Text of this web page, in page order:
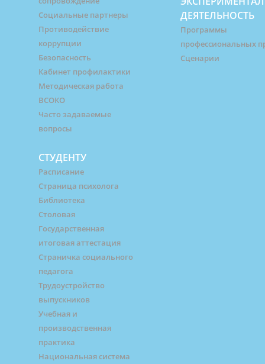
Социальные партнеры
Противодействие
коррупции
Безопасность
Кабинет профилактики
Методическая работа
ВСОКО
Часто задаваемые
вопросы
СТУДЕНТУ
Расписание
Страница психолога
Библиотека
Столовая
Государственная
итоговая аттестация
Страничка социального
педагога
Трудоустройство
выпускников
Учебная и
производственная
практика
Национальная система
ДЕЯТЕЛЬНОСТЬ
Программы
профессиональных
Сценарии